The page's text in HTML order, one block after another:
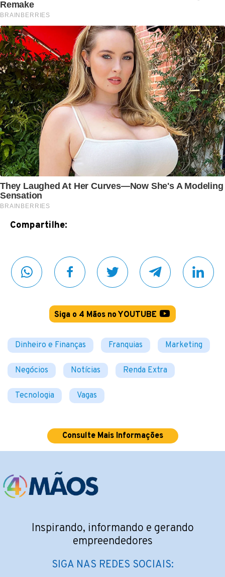
Compartilhe:
Siga o 4 Mãos no YOUTUBE
Dinheiro e Finanças Franquias Marketing
Negócios Notícias Renda Extra
Tecnologia Vagas
Consulte Mais Informações
Inspirando, informando e gerando
empreendedores
SIGA NAS REDES SOCIAIS: